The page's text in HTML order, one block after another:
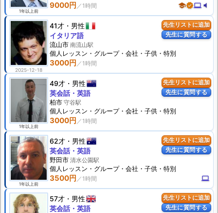
1年以上前
9000円 schoolverifiedcomputer volume_mute
先生リストに追加
先生に質問する
2025-12-18
41才 男性
3000円
イタリア語
流山市 南流山駅
個人 レッスン ・グループ・会社・子供・特別
先生リストに追加
先生に質問する
1年以上前
49才 男性
3000円
英会話・英語
柏市 守谷駅
個人 レッスン ・グループ・会社・子供・特別
先生リストに追加
先生に質問する
1年以上前
62才 男性
3500円 computer
英会話・英語
野田市 清水公園駅
個人 レッスン ・グループ・会社・子供・特別
先生リストに追加
先生に質問する
57才 男性
英会話・英語